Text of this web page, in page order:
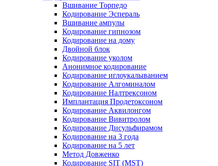
Вшивание Торпедо
Кодирование Эспераль
Вшивание ампулы
Кодирование гипнозом
Кодирование на дому
Двойной блок
Кодирование уколом
Анонимное кодирование
Кодирование иглоукалыванием
Кодирование Алгоминалом
Кодирование Налтрексоном
Имплантация Продетоксоном
Кодирование Аквилонгом
Кодирование Вивитролом
Кодирование Дисульфирамом
Кодирование на 3 года
Кодирование на 5 лет
Метод Довженко
Кодирование SIT (MST)